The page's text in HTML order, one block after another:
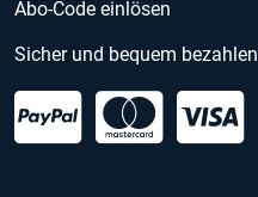
Abo-Code einlösen
Sicher und bequem bezahlen